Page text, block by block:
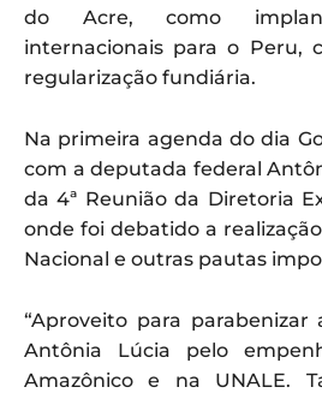
do Acre, como
internacionais para o Peru,
regularização fundiária.
Na primeira agenda do dia
com a deputada federal
da 4ª Reunião da Diretoria
onde foi debatido a
Nacional e outras pautas
“Aproveito para
Antônia Lúcia pelo
Amazônico e na UNALE.